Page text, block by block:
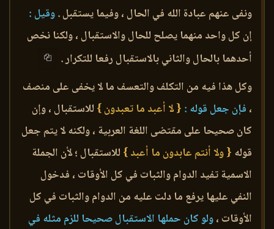
ونفى عنهم عبادة الله في الحال ، وفيما يستقبل .وقيل :
إن كل واحد منهما يصلح للحال والاستقبال ، ولكنا نخص
أحدهما بالحال والثاني بالاستقبال رفعا للتكرار .
وكل هذا فيه من التكلف والتعسف ما لا يخفى على منصف
، فإن جعل قوله : { لا أعبد ما تعبدون } للاستقبال ، وإن
كان صحيحا على مقتضى اللغة العربية ، ولكنه لا يتم جعل
قوله { ولا أنتم عابدون ما أعبد } للاستقبال ؛ لأن الجملة
الاسمية تفيد الدوام والثبات في كل الأوقات ، فدخول
النفي عليها يرفع ما دلت عليه من الدوام والثبات في كل
الأوقات ،ولو كان حملها الاستقبال صحيحا للزم مثله في